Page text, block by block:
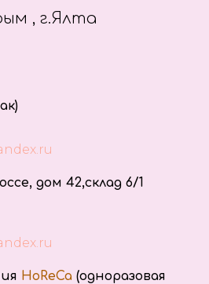
, г.Ялта
дом 42,склад 6/1
HoReCa (одноразовая